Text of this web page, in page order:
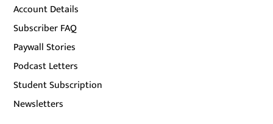
Account Details
Subscriber FAQ
Paywall Stories
Podcast Letters
Student Subscription
Newsletters